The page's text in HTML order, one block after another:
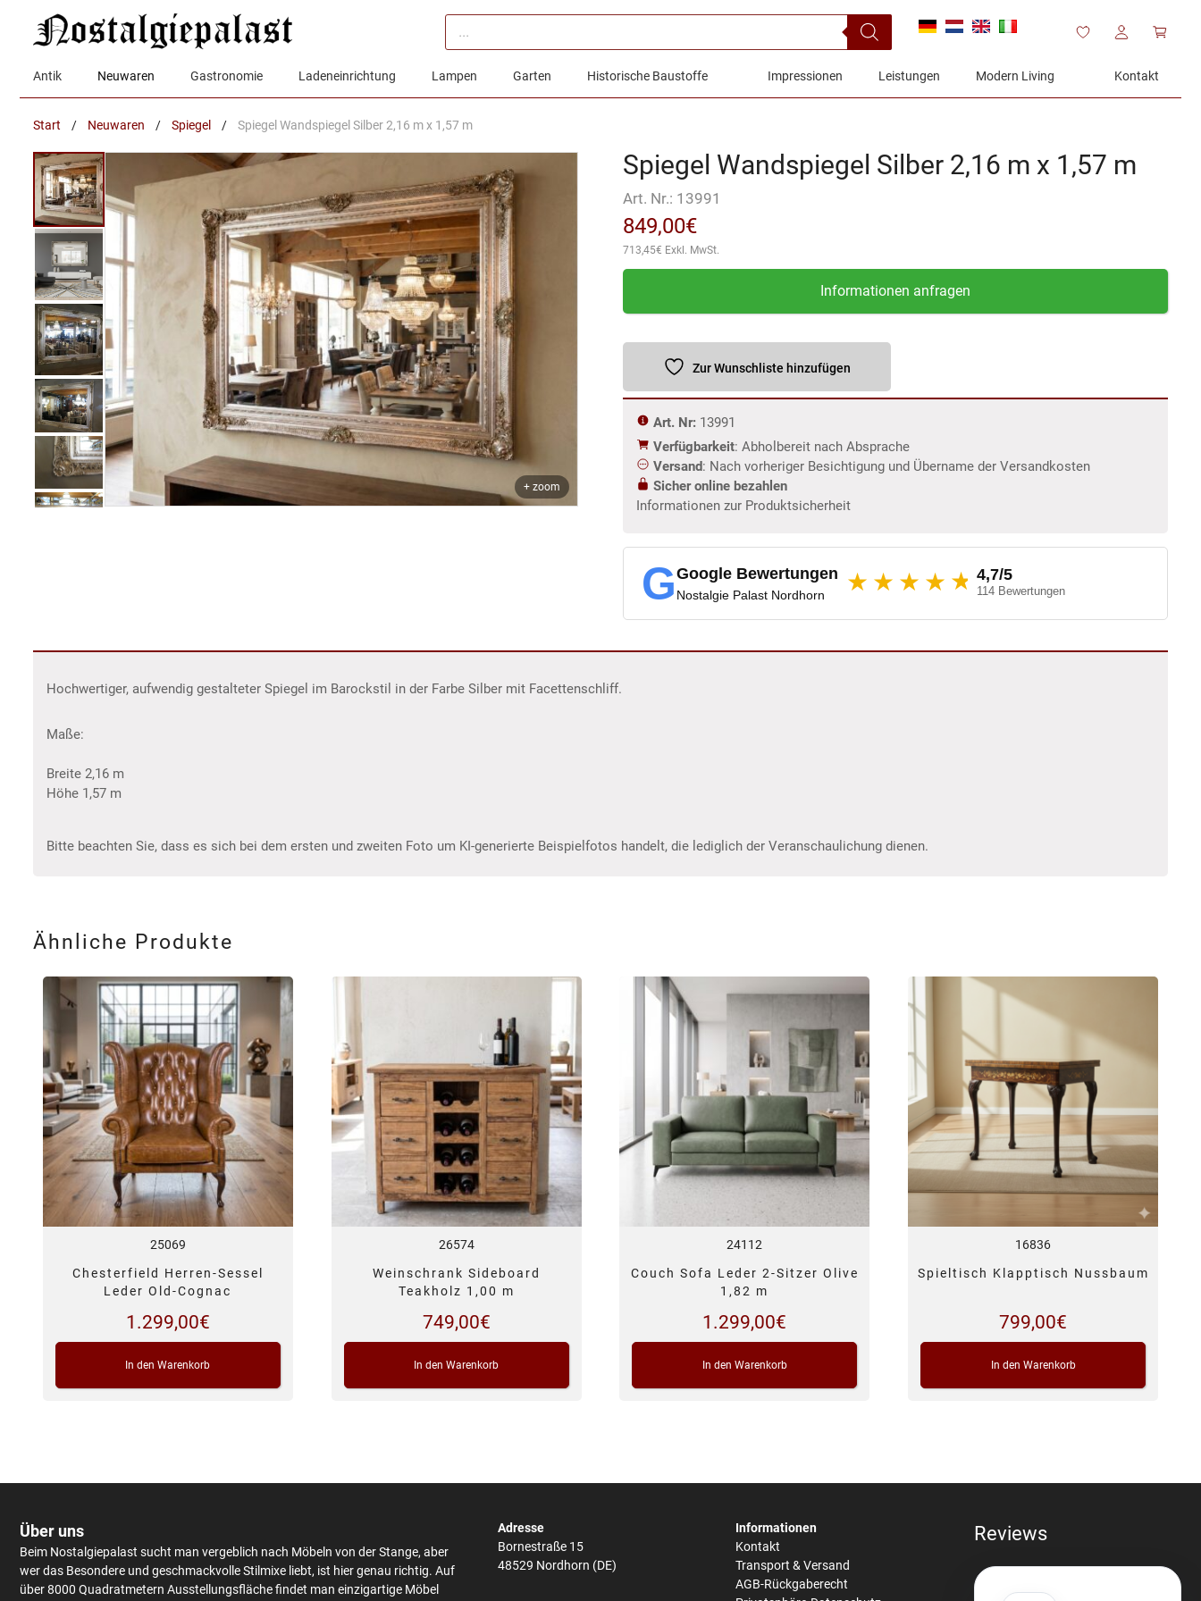
Products
search
Antik Neuwaren Gastronomie Ladeneinrichtung Lampen Garten Historische Baustoffe Impressionen Leistungen Modern Living Kontakt
Start / Neuwaren / Spiegel / Spiegel Wandspiegel Silber 2,16 m x 1,57 m
+ zoom
Spiegel Wandspiegel Silber 2,16 m x 1,57 m
Art. Nr.: 13991
849,00€
713,45€ Exkl. MwSt.
Informationen anfragen
Zur Wunschliste hinzufügen
Art. Nr: 13991
Verfügbarkeit: Abholbereit nach Absprache
Versand: Nach vorheriger Besichtigung und Übername der Versandkosten
Sicher online bezahlen
Informationen zur Produktsicherheit
GGoogle Bewertungen
Nostalgie Palast Nordhorn ★★★★ ★ 4,7/5
114 Bewertungen
Hochwertiger, aufwendig gestalteter Spiegel im Barockstil in der Farbe Silber mit Facettenschliff.
Maße:
Breite 2,16 m
Höhe 1,57 m
Bitte beachten Sie, dass es sich bei dem ersten und zweiten Foto um KI-generierte Beispielfotos handelt, die lediglich der Veranschaulichung dienen.
Ähnliche Produkte
25069
Chesterfield Herren-Sessel
Leder Old-Cognac
1.299,00€
In den Warenkorb
26574
Weinschrank Sideboard
Teakholz 1,00 m
749,00€
In den Warenkorb
24112
Couch Sofa Leder 2-Sitzer Olive
1,82 m
1.299,00€
In den Warenkorb
16836
Spieltisch Klapptisch Nussbaum
799,00€
In den Warenkorb
Über uns
Beim Nostalgiepalast sucht man vergeblich nach Möbeln von der Stange, aber
wer das Besondere und geschmackvolle Stilmixe liebt, ist hier genau richtig. Auf
über 8000 Quadratmetern Ausstellungsfläche findet man einzigartige Möbel
Adresse
Bornestraße 15
48529 Nordhorn (DE)
Informationen
Kontakt
Transport & Versand
AGB-Rückgaberecht
Reviews